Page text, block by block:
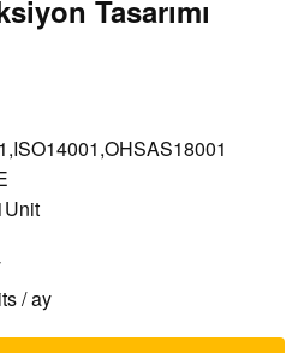
Tasarımı
/ ay